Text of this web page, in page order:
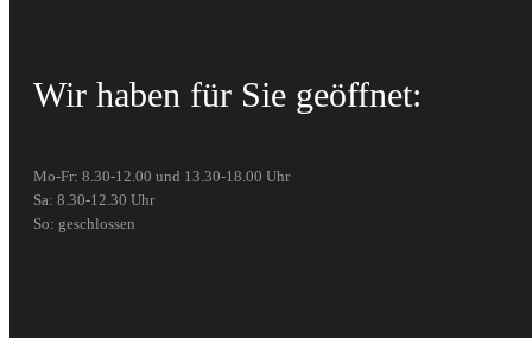
Wir haben für Sie geöffnet:
Mo-Fr: 8.30-12.00 und 13.30-18.00 Uhr
Sa: 8.30-12.30 Uhr
So: geschlossen